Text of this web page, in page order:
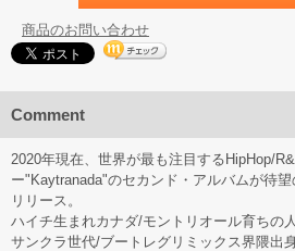
商品のお問い合わせ
Comment
2020年現在、世界が最も注目するHipHop/
ー"Kaytranada"のセカンド・アルバムが待
リリース。
ハイチ生まれカナダ/モントリオール育ちの
サンクラ世代/ブートレグリミックス界隈出